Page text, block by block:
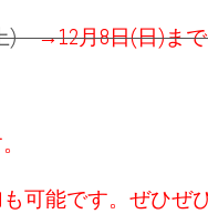
土)→12月8日(日)ま
可能です。ぜひぜ